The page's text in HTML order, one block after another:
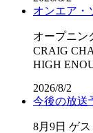
オンエア
オープニン
CRAIG
HIGH
2026/8/2
今後の放送
8月9日 ゲ